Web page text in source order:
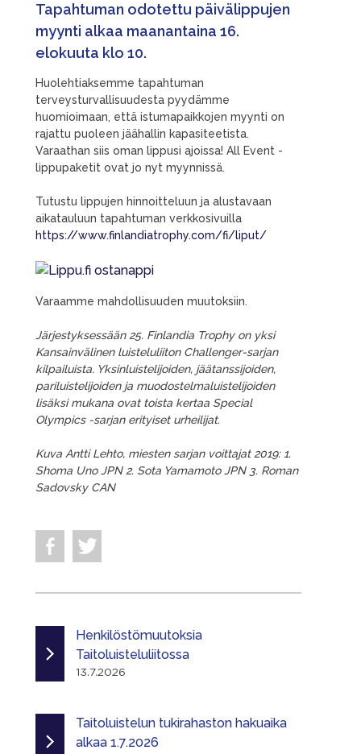
Tapahtuman odotettu päivälippujen
myynti alkaa maanantaina 16.
elokuuta klo 10.
Huolehtiaksemme tapahtuman
terveysturvallisuudesta pyydämme
huomioimaan, että istumapaikkojen myynti on
rajattu puoleen jäähallin kapasiteetista.
Varaathan siis oman lippusi ajoissa! All Event -
lippupaketit ovat jo nyt myynnissä.
Tutustu lippujen hinnoitteluun ja alustavaan
aikatauluun tapahtuman verkkosivuilla
https://www.finlandiatrophy.com/fi/liput/
Varaamme mahdollisuuden muutoksiin.
Järjestyksessään 25. Finlandia Trophy on yksi
Kansainvälinen luisteluliiton Challenger-sarjan
kilpailuista. Yksinluistelijoiden, jäätanssijoiden,
pariluistelijoiden ja muodostelmaluistelijoiden
lisäksi mukana ovat toista kertaa Special
Olympics -sarjan erityiset urheilijat.
Kuva Antti Lehto, miesten sarjan voittajat 2019: 1.
Shoma Uno JPN 2. Sota Yamamoto JPN 3. Roman
Sadovsky CAN
Henkilöstömuutoksia
Taitoluisteluliitossa
13.7.2026
Taitoluistelun tukirahaston hakuaika
alkaa 1.7.2026